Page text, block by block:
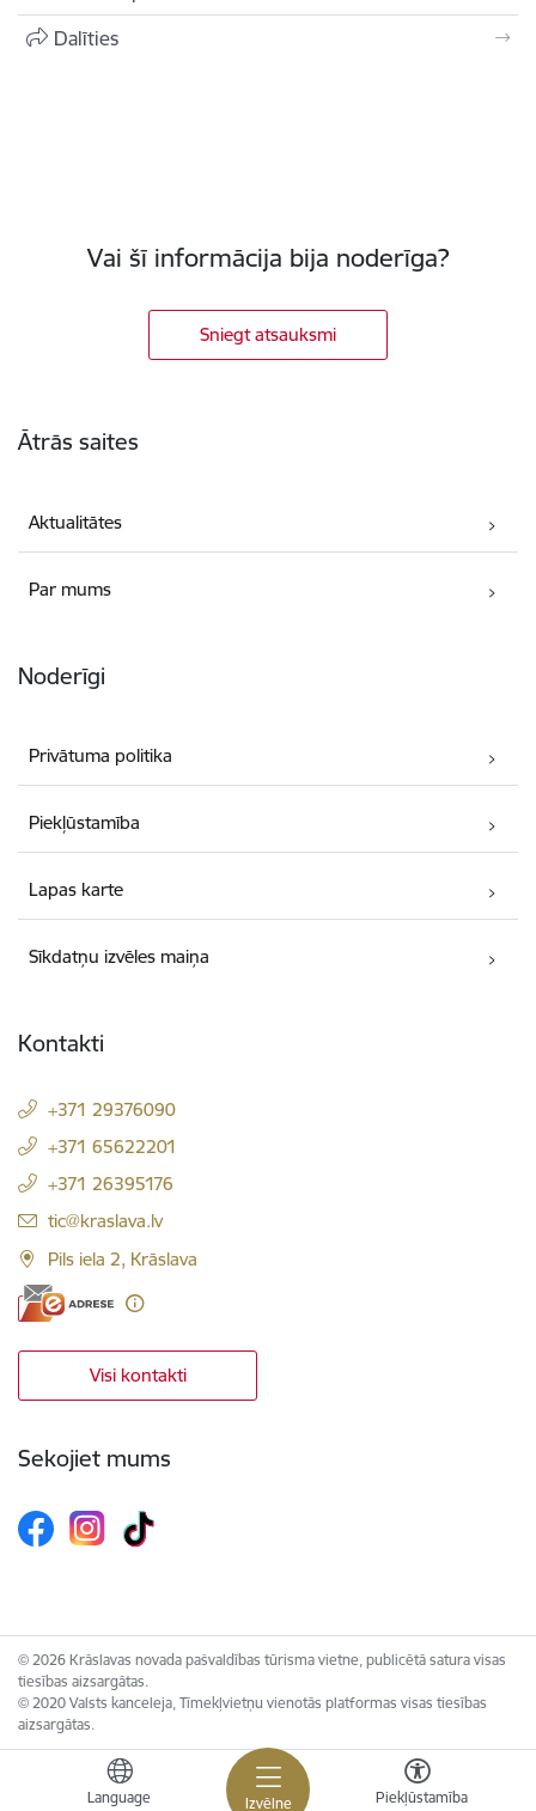
Izvēlne
Language Piekļūstamība
Dalīties
Vai šī informācija bija noderīga?
Sniegt atsauksmi
Ātrās saites
Aktualitātes
Par mums
Noderīgi
Privātuma politika
Piekļūstamība
Lapas karte
Sīkdatņu izvēles maiņa
Kontakti
+371 29376090
+371 65622201
+371 26395176
E-pasts:
tic@kraslava.lv
Pils iela 2, Krāslava
Visi kontakti
Sekojiet mums
© 2026 Krāslavas novada pašvaldības tūrisma vietne, publicētā satura visas
tiesības aizsargātas.
© 2020 Valsts kanceleja, Tīmekļvietņu vienotās platformas visas tiesības
aizsargātas.